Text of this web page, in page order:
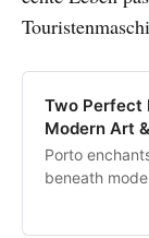
Two Perfect
Modern Art
Porto
beneath